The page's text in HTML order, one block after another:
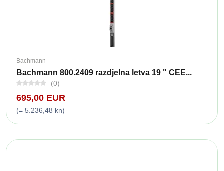
Bachmann
Bachmann 800.2409 razdjelna letva 19 " CEE...
(0)
695,00 EUR
(= 5.236,48 kn)